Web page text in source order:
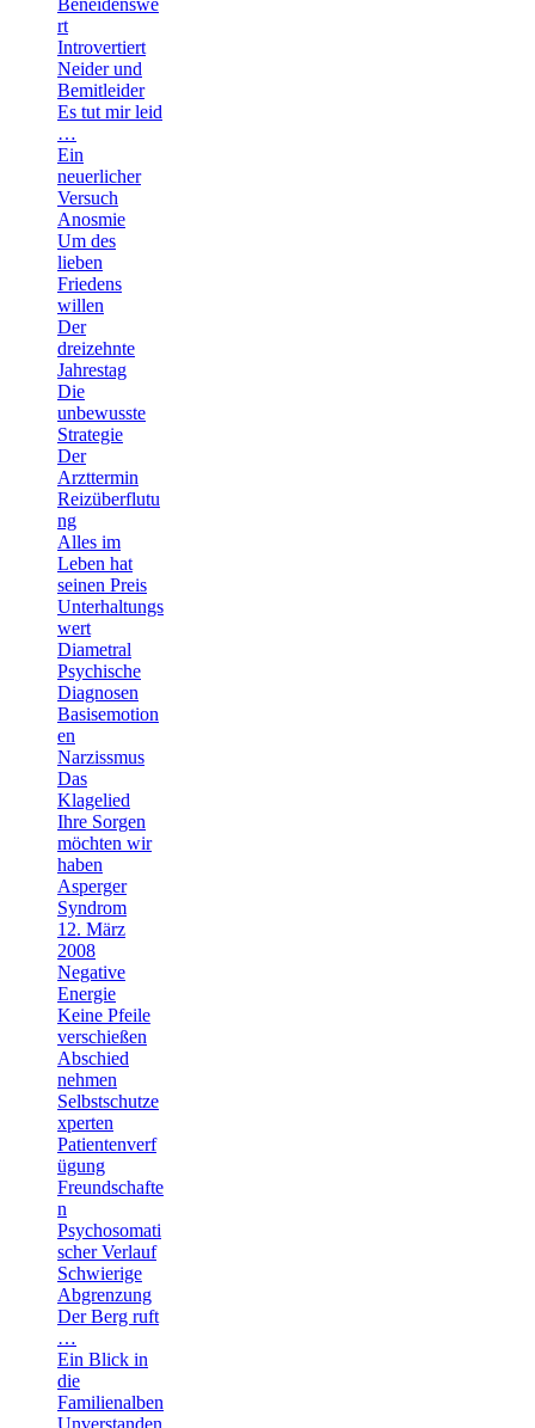
Beneidenswe
rt
Introvertiert
Neider und
Bemitleider
Es tut mir leid
…
Ein
neuerlicher
Versuch
Anosmie
Um des
lieben
Friedens
willen
Der
dreizehnte
Jahrestag
Die
unbewusste
Strategie
Der
Arzttermin
Reizüberflutu
ng
Alles im
Leben hat
seinen Preis
Unterhaltungs
wert
Diametral
Psychische
Diagnosen
Basisemotion
en
Narzissmus
Das
Klagelied
Ihre Sorgen
möchten wir
haben
Asperger
Syndrom
12. März
2008
Negative
Energie
Keine Pfeile
verschießen
Abschied
nehmen
Selbstschutze
xperten
Patientenverf
ügung
Freundschafte
n
Psychosomati
scher Verlauf
Schwierige
Abgrenzung
Der Berg ruft
…
Ein Blick in
die
Familienalben